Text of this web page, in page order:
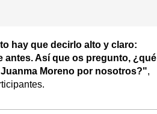
hay que decirlo alto y claro:
antes. Así que os pregunto, ¿qué
Moreno por nosotros?",